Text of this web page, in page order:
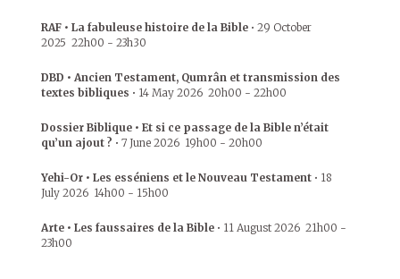
RAF • La fabuleuse histoire de la Bible • 29 October
2025 22h00 - 23h30
DBD • Ancien Testament, Qumrân et transmission des
textes bibliques • 14 May 2026 20h00 - 22h00
Dossier Biblique • Et si ce passage de la Bible n’était
qu’un ajout ? • 7 June 2026 19h00 - 20h00
Yehi-Or • Les esséniens et le Nouveau Testament • 18
July 2026 14h00 - 15h00
Arte • Les faussaires de la Bible • 11 August 2026 21h00 -
23h00